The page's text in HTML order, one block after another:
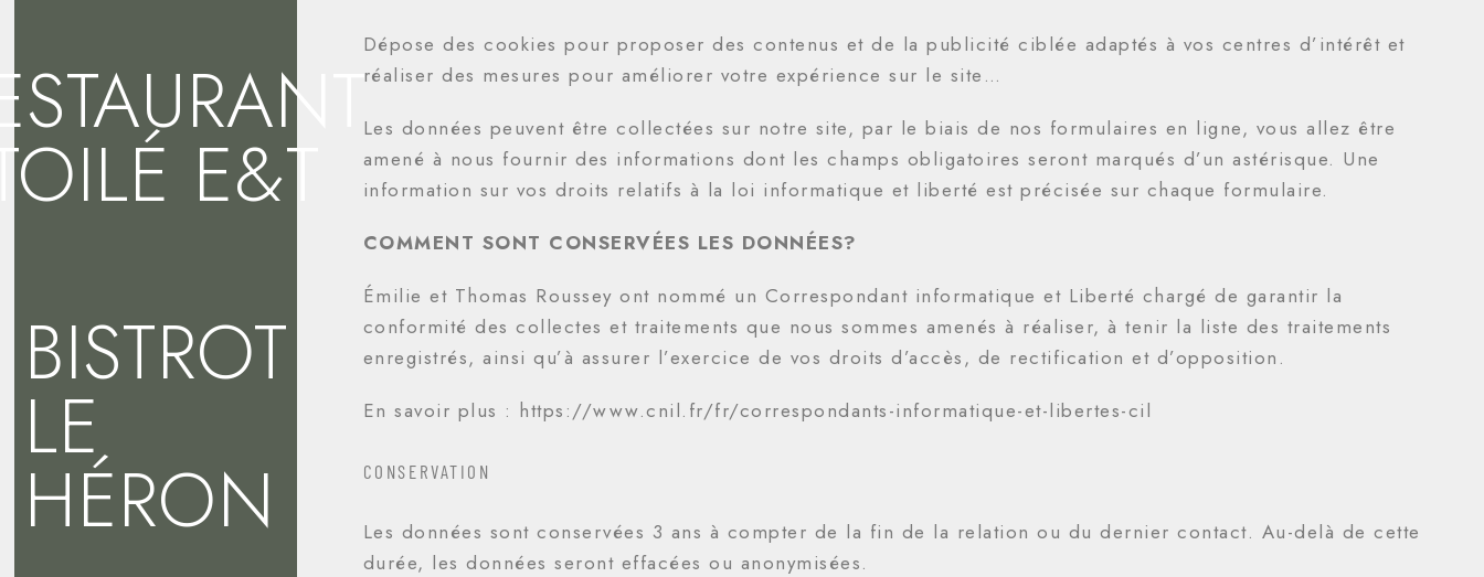
E&T
BISTROT
LE
HÉRON
Dépose des cookies pour proposer des contenus et de la publicité ciblée adaptés à vos centres d’intérêt et
réaliser des mesures pour améliorer votre expérience sur le site…
Les données peuvent être collectées sur notre site, par le biais de nos formulaires en ligne, vous allez être
amené à nous fournir des informations dont les champs obligatoires seront marqués d’un astérisque. Une
information sur vos droits relatifs à la loi informatique et liberté est précisée sur chaque formulaire.
COMMENT SONT CONSERVÉES LES DONNÉES?
Émilie et Thomas Roussey ont nommé un Correspondant informatique et Liberté chargé de garantir la
conformité des collectes et traitements que nous sommes amenés à réaliser, à tenir la liste des traitements
enregistrés, ainsi qu’à assurer l’exercice de vos droits d’accès, de rectification et d’opposition.
En savoir plus : https://www.cnil.fr/fr/correspondants-informatique-et-libertes-cil
CONSERVATION
Les données sont conservées 3 ans à compter de la fin de la relation ou du dernier contact. Au-delà de cette
durée, les données seront effacées ou anonymisées.